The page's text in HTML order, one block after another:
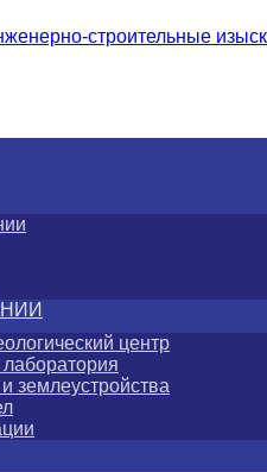
центр
землеустройства